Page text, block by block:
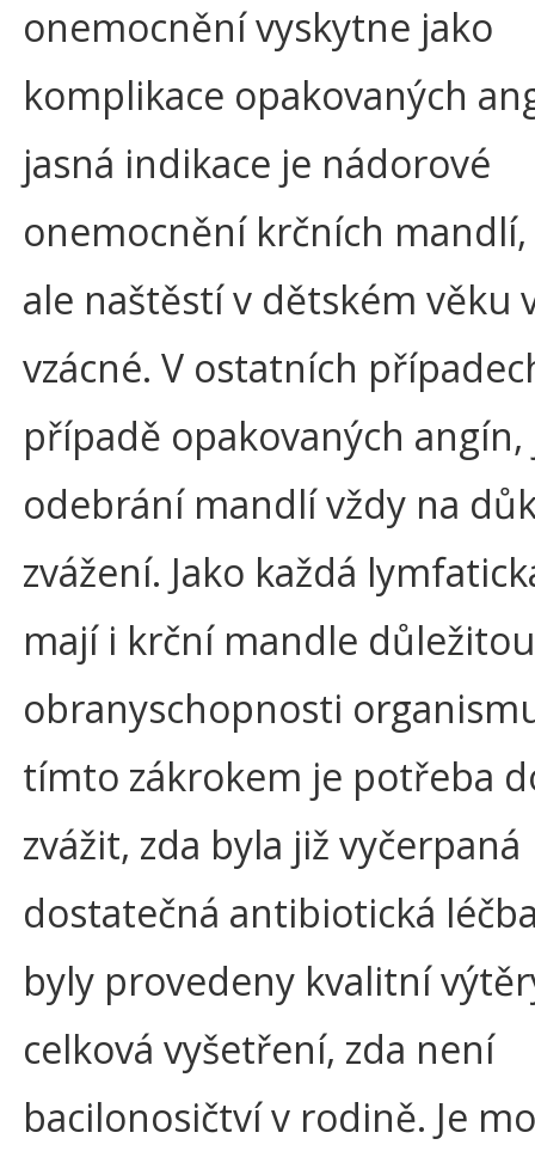
onemocnění vyskytne jako
komplikace opakovaných
jasná indikace je nádorové
onemocnění krčních
ale naštěstí v dětském věku
vzácné. V ostatních
případě opakovaných angín,
odebrání mandlí vždy na
zvážení. Jako každá
mají i krční mandle
obranyschopnosti
tímto zákrokem je potřeba
zvážit, zda byla již vyčerpaná
dostatečná antibiotická
byly provedeny kvalitní
celková vyšetření, zda není
bacilonosičtví v rodině. Je